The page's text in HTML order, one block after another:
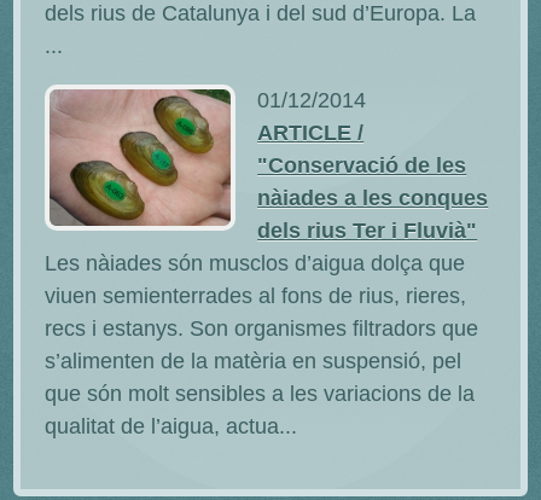
dels rius de Catalunya i del sud d’Europa. La
...
01/12/2014
ARTICLE /
"Conservació de les
nàiades a les conques
dels rius Ter i Fluvià"
Les nàiades són musclos d’aigua dolça que
viuen semienterrades al fons de rius, rieres,
recs i estanys. Son organismes filtradors que
s’alimenten de la matèria en suspensió, pel
que són molt sensibles a les variacions de la
qualitat de l’aigua, actua...